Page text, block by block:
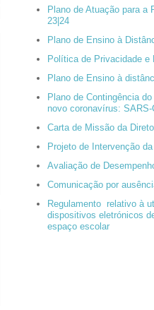
Plano de Atuação para a
23|24
Plano de Ensino à
Política de Privacidade
Plano de Ensino à
Plano de Contingência
novo coronavírus: SARS-
Carta de Missão da
Projeto de Intervenção
Avaliação de
Comunicação por
Regulamento relativo à
dispositivos eletrónicos
espaço escolar